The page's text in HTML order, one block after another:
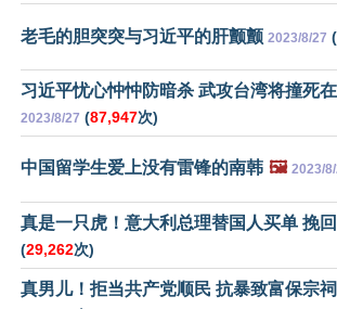
老毛的胆突突与习近平的肝颤颤 2023/8/27 (
习近平忧心忡忡防暗杀 武攻台湾将撞死
2023/8/27 (87,947次)
中国留学生爱上没有雷锋的南韩 🖼️ 2023/
真是一只虎！意大利总理替国人买单 挽
(29,262次)
真男儿！拒当共产党顺民 抗暴致富保宗祠